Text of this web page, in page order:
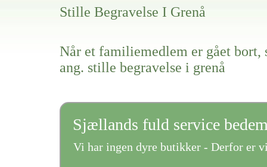
Stille Begravelse I Grenå
Når et familiemedlem er gået bort,
ang. stille begravelse i grenå
Sjællands fuld service
Vi har ingen dyre butikker - Derfor er